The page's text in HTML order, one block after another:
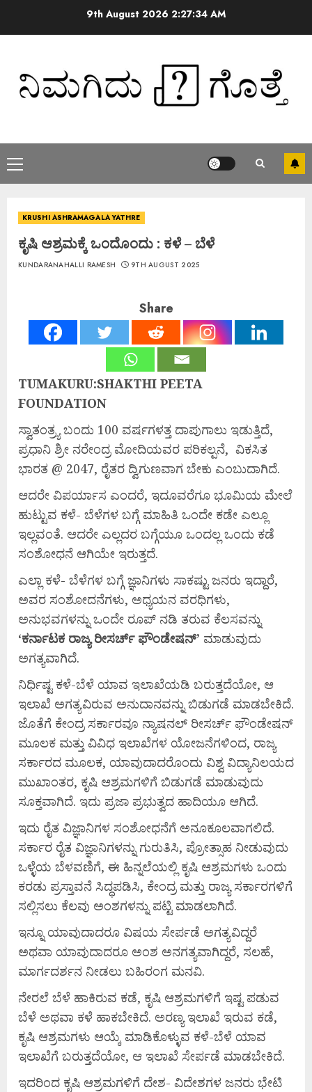
9th August 2026 2:27:35 AM
KRUSHI ASHRAMAGALA YATHRE
ಕೃಷಿ ಆಶ್ರಮಕ್ಕೆ ಒಂದೊಂದು : ಕಳೆ – ಬೆಳೆ
KUNDARANAHALLI RAMESH 9TH AUGUST 2025
Share
TUMAKURU:SHAKTHI PEETA
FOUNDATION
ಸ್ವಾತಂತ್ರ್ಯ ಬಂದು 100 ವರ್ಷಗಳತ್ತ ದಾಪುಗಾಲು ಇಡುತ್ತಿದೆ,
ಪ್ರಧಾನಿ ಶ್ರೀ ನರೇಂದ್ರ ಮೋದಿಯವರ ಪರಿಕಲ್ಪನೆ, ವಿಕಸಿತ
ಭಾರತ @ 2047, ರೈತರ ದ್ವಿಗುಣವಾಗ ಬೇಕು ಎಂಬುದಾಗಿದೆ.
ಆದರೇ ವಿಪರ್ಯಾಸ ಎಂದರೆ, ಇದೂವರೆಗೂ ಭೂಮಿಯ ಮೇಲೆ
ಹುಟ್ಟುವ ಕಳೆ- ಬೆಳೆಗಳ ಬಗ್ಗೆ ಮಾಹಿತಿ ಒಂದೇ ಕಡೇ ಎಲ್ಲೂ
ಇಲ್ಲವಂತೆ. ಆದರೇ ಎಲ್ಲದರ ಬಗ್ಗೆಯೂ ಒಂದಲ್ಲ ಒಂದು ಕಡೆ
ಸಂಶೋಧನೆ ಆಗಿಯೇ ಇರುತ್ತದೆ.
ಎಲ್ಲಾ ಕಳೆ- ಬೆಳೆಗಳ ಬಗ್ಗೆ ಜ್ಞಾನಿಗಳು ಸಾಕಷ್ಟು ಜನರು ಇದ್ದಾರೆ,
ಅವರ ಸಂಶೋದನೆಗಳು, ಅಧ್ಯಯನ ವರಧಿಗಳು,
ಅನುಭವಗಳನ್ನು ಒಂದೇ ರೂಪ್ ನಡಿ ತರುವ ಕೆಲಸವನ್ನು
‘ಕರ್ನಾಟಕ ರಾಜ್ಯರೀಸರ್ಚ್ ಫೌಂಡೇಷನ್’ ಮಾಡುವುದು
ಅಗತ್ಯವಾಗಿದೆ.
ನಿರ್ಧಿಷ್ಟ ಕಳೆ-ಬೆಳೆ ಯಾವ ಇಲಾಖೆಯಡಿ ಬರುತ್ತದೆಯೋ, ಆ
ಇಲಾಖೆ ಅಗತ್ಯವಿರುವ ಅನುದಾನವನ್ನು ಬಿಡುಗಡೆ ಮಾಡಬೇಕಿದೆ.
ಜೊತೆಗೆ ಕೇಂದ್ರ ಸರ್ಕಾರವೂ ನ್ಯಾಷನಲ್ ರೀಸರ್ಚ್ ಫೌಂಡೇಷನ್
ಮೂಲಕ ಮತ್ತು ವಿವಿಧ ಇಲಾಖೆಗಳ ಯೋಜನೆಗಳಿಂದ, ರಾಜ್ಯ
ಸರ್ಕಾರದ ಮೂಲಕ, ಯಾವುದಾದರೊಂದು ವಿಶ್ವ ವಿದ್ಯಾನಿಲಯದ
ಮುಖಾಂತರ, ಕೃಷಿ ಆಶ್ರಮಗಳಿಗೆ ಬಿಡುಗಡೆ ಮಾಡುವುದು
ಸೂಕ್ತವಾಗಿದೆ. ಇದು ಪ್ರಜಾ ಪ್ರಭುತ್ವದ ಹಾದಿಯೂ ಆಗಿದೆ.
ಇದು ರೈತ ವಿಜ್ಞಾನಿಗಳ ಸಂಶೋಧನೆಗೆ ಅನೂಕೂಲವಾಗಲಿದೆ.
ಸರ್ಕಾರ ರೈತ ವಿಜ್ಞಾನಿಗಳನ್ನು ಗುರುತಿಸಿ, ಪ್ರೋತ್ಸಾಹ ನೀಡುವುದು
ಒಳ್ಳೆಯ ಬೆಳವಣಿಗೆ, ಈ ಹಿನ್ನಲೆಯಲ್ಲಿ ಕೃಷಿ ಆಶ್ರಮಗಳು ಒಂದು
ಕರಡು ಪ್ರಸ್ತಾವನೆ ಸಿದ್ಧಪಡಿಸಿ, ಕೇಂದ್ರ ಮತ್ತು ರಾಜ್ಯ ಸರ್ಕಾರಗಳಿಗೆ
ಸಲ್ಲಿಸಲು ಕೆಲವು ಅಂಶಗಳನ್ನು ಪಟ್ಟಿ ಮಾಡಲಾಗಿದೆ.
ಇನ್ನೂ ಯಾವುದಾದರೂ ವಿಷಯ ಸೇರ್ಪಡೆ ಅಗತ್ಯವಿದ್ದರೆ
ಅಥವಾ ಯಾವುದಾದರೂ ಅಂಶ ಅನಗತ್ಯವಾಗಿದ್ದರೆ, ಸಲಹೆ,
ಮಾರ್ಗದರ್ಶನ ನೀಡಲು ಬಹಿರಂಗ ಮನವಿ.
ನೇರಲೆ ಬೆಳೆ ಹಾಕಿರುವ ಕಡೆ, ಕೃಷಿ ಆಶ್ರಮಗಳಿಗೆ ಇಷ್ಟ ಪಡುವ
ಬೆಳೆ ಅಥವಾ ಕಳೆ ಹಾಕಬೇಕಿದೆ. ಅರಣ್ಯ ಇಲಾಖೆ ಇರುವ ಕಡೆ,
ಕೃಷಿ ಆಶ್ರಮಗಳು ಆಯ್ಕೆ ಮಾಡಿಕೊಳ್ಳುವ ಕಳೆ-ಬೆಳೆ ಯಾವ
ಇಲಾಖೆಗೆ ಬರುತ್ತದೆಯೋ, ಆ ಇಲಾಖೆ ಸೇರ್ಪಡೆ ಮಾಡಬೇಕಿದೆ.
ಇದರಿಂದ ಕೃಷಿ ಆಶ್ರಮಗಳಿಗೆ ದೇಶ- ವಿದೇಶಗಳ ಜನರು ಭೇಟಿ